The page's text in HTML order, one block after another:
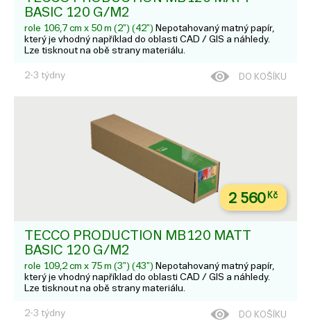
BASIC 120 G/M2
role 106,7 cm x 50 m (2") (42") Nepotahovaný matný papír,
který je vhodný například do oblasti CAD / GIS a náhledy.
Lze tisknout na obě strany materiálu.
2-3 týdny DO KOŠÍKU
2 560Kč
TECCO PRODUCTION MB120 MATT
BASIC 120 G/M2
role 109,2 cm x 75 m (3") (43") Nepotahovaný matný papír,
který je vhodný například do oblasti CAD / GIS a náhledy.
Lze tisknout na obě strany materiálu.
2-3 týdny DO KOŠÍKU